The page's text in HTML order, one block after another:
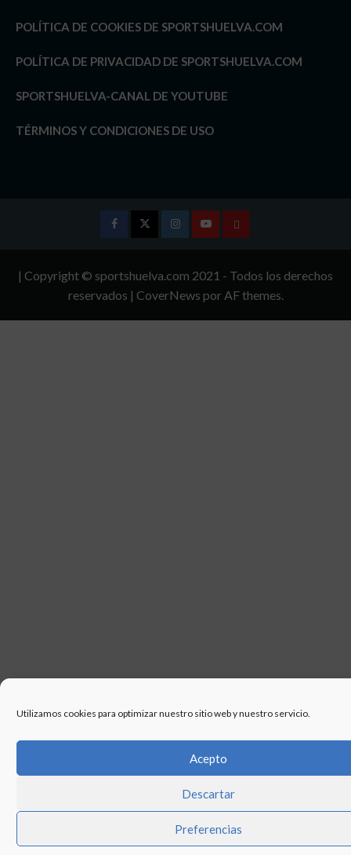
Utilizamos cookies para optimizar nuestro sitio web y nuestro servicio.
Acepto
Descartar
Preferencias
POLÍTICA DE COOKIES DE SPORTSHUELVA.COM
POLÍTICA DE PRIVACIDAD DE SPORTSHUELVA.COM
SPORTSHUELVA-CANAL DE YOUTUBE
TÉRMINOS Y CONDICIONES DE USO
InstagramYoutubeTÉRMINOS
CONDICIONES
| Copyright © sportshuelva.com 2021 - Todos los derechos
reservados | CoverNews por AF themes.